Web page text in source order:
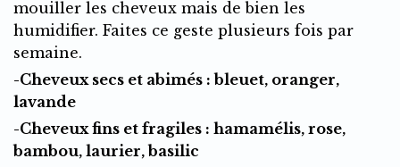
mouiller les cheveux mais de bien les
humidifier. Faites ce geste plusieurs fois par
semaine.
-Cheveux secs et abimés : bleuet, oranger,
lavande
-Cheveux fins et fragiles : hamamélis, rose,
bambou, laurier, basilic